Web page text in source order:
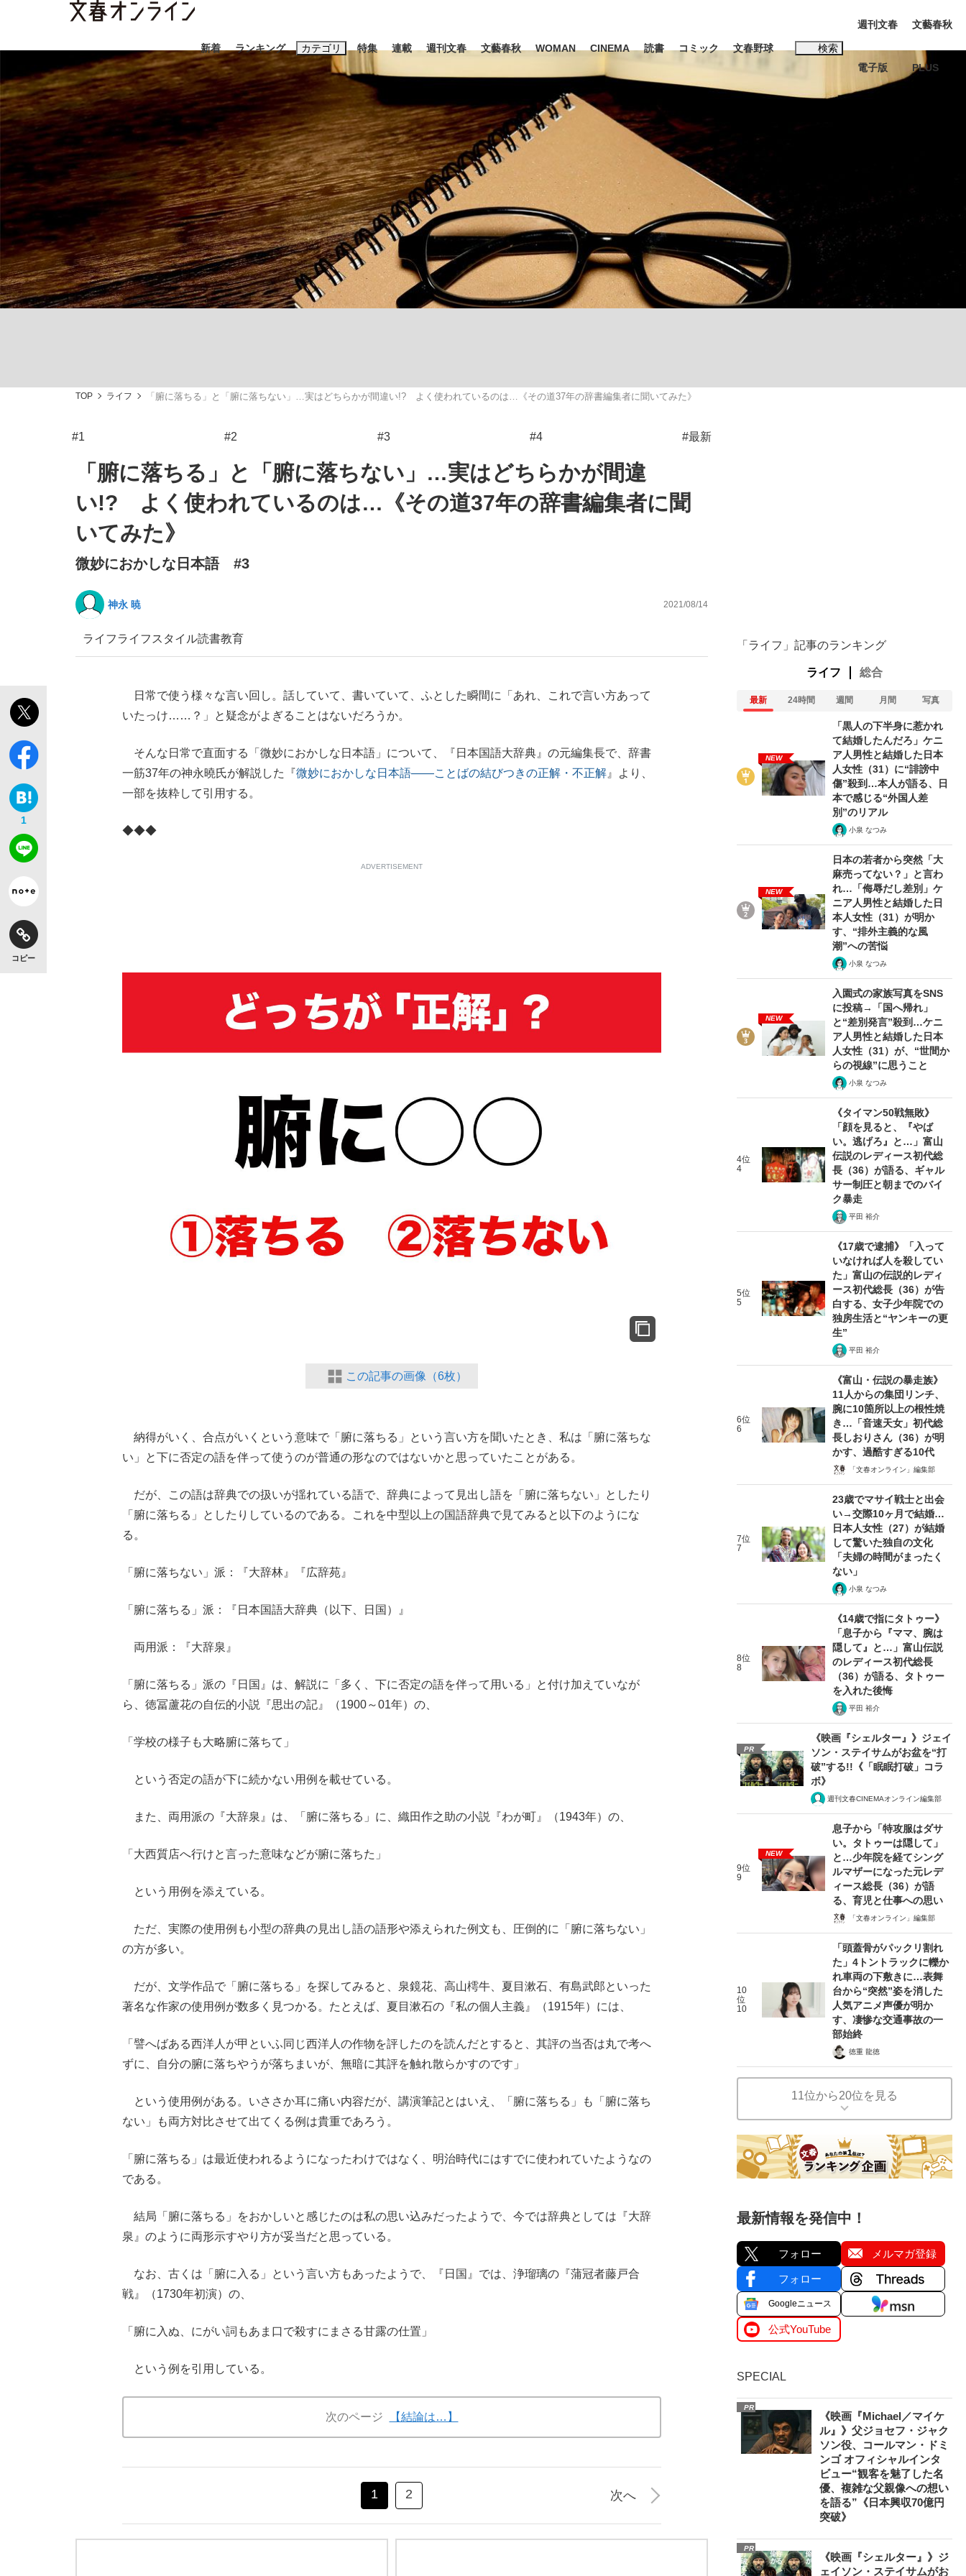
新着 ランキング カテゴリ
スクープ インタビュー
《BTS厳戒トーキョー滞在記》RM→渋谷で飲み会、JIN→伊豆の... 「90%は失敗する。でも…」本田圭佑が初めて明かした日本代表監督に...
特集
終戦から81年 日本生まれのK-POPアイドルたち
連載 週刊文春 文藝春秋 WOMAN CINEMA 読書 コミック 文春野球 検索
キーワード入力
おすすめのキーワードタグ一覧
#藤田晋 #三山凌輝 #高市早苗 #後藤真希 #森岡毅 #城彰二
#松田聖子
#玉木雄一郎
#亀和田武
週刊文春
電子版
文藝春秋
PLUS
TOP ライフ 「腑に落ちる」と「腑に落ちない」…実はどちらかが間違い!? よく使われているのは…《その道37年の辞書編集者に聞いてみた》
#1 #2 #3 #4 #最新
「腑に落ちる」と「腑に落ちない」…実はどちらかが間違
い!? よく使われているのは…《その道37年の辞書編集者に聞
いてみた》
微妙におかしな日本語 #3
神永 暁 2021/08/14
ライフライフスタイル読書教育
1
コピー
日常で使う様々な言い回し。話していて、書いていて、ふとした瞬間に「あれ、これで言い方あって
いたっけ……？」と疑念がよぎることはないだろうか。
そんな日常で直面する「微妙におかしな日本語」について、『日本国語大辞典』の元編集長で、辞書
一筋37年の神永曉氏が解説した『微妙におかしな日本語――ことばの結びつきの正解・不正解 』より、
一部を抜粋して引用する。
◆◆◆
ADVERTISEMENT
この記事の画像（6枚）
納得がいく、合点がいくという意味で「腑に落ちる」という言い方を聞いたとき、私は「腑に落ちな
い」と下に否定の語を伴って使うのが普通の形なのではないかと思っていたことがある。
だが、この語は辞典での扱いが揺れている語で、辞典によって見出し語を「腑に落ちない」としたり
「腑に落ちる」としたりしているのである。これを中型以上の国語辞典で見てみると以下のようにな
る。
「腑に落ちない」派：『大辞林』『広辞苑』
「腑に落ちる」派：『日本国語大辞典（以下、日国）』
両用派：『大辞泉』
「腑に落ちる」派の『日国』は、解説に「多く、下に否定の語を伴って用いる」と付け加えていなが
ら、徳冨蘆花の自伝的小説『思出の記』（1900～01年）の、
「学校の様子も大略腑に落ちて」
という否定の語が下に続かない用例を載せている。
また、両用派の『大辞泉』は、「腑に落ちる」に、織田作之助の小説『わが町』（1943年）の、
「大西質店へ行けと言った意味などが腑に落ちた」
という用例を添えている。
ただ、実際の使用例も小型の辞典の見出し語の語形や添えられた例文も、圧倒的に「腑に落ちない」
の方が多い。
だが、文学作品で「腑に落ちる」を探してみると、泉鏡花、高山樗牛、夏目漱石、有島武郎といった
著名な作家の使用例が数多く見つかる。たとえば、夏目漱石の『私の個人主義』（1915年）には、
「譬へばある西洋人が甲といふ同じ西洋人の作物を評したのを読んだとすると、其評の当否は丸で考へ
ずに、自分の腑に落ちやうが落ちまいが、無暗に其評を触れ散らかすのです」
という使用例がある。いささか耳に痛い内容だが、講演筆記とはいえ、「腑に落ちる」も「腑に落ち
ない」も両方対比させて出てくる例は貴重であろう。
「腑に落ちる」は最近使われるようになったわけではなく、明治時代にはすでに使われていたようなの
である。
結局「腑に落ちる」をおかしいと感じたのは私の思い込みだったようで、今では辞典としては『大辞
泉』のように両形示すやり方が妥当だと思っている。
なお、古くは「腑に入る」という言い方もあったようで、『日国』では、浄瑠璃の『蒲冠者藤戸合
戦』（1730年初演）の、
「腑に入ぬ、にがい詞もあま口で殺すにまさる甘露の仕置」
という例を引用している。
次のページ 【結論は…】
1 2 次へ
「ライフ」記事のランキング
ライフ 総合
最新 24時間 週間 月間 写真
NEW
「黒人の下半身に惹かれ
て結婚したんだろ」ケニ
ア人男性と結婚した日本
人女性（31）に“誹謗中
傷”殺到…本人が語る、日
本で感じる“外国人差
別”のリアル
小泉 なつみ
NEW
日本の若者から突然「大
麻売ってない？」と言わ
れ…「侮辱だし差別」ケ
ニア人男性と結婚した日
本人女性（31）が明か
す、“排外主義的な風
潮”への苦悩
小泉 なつみ
NEW
入園式の家族写真をSNS
に投稿→「国へ帰れ」
と“差別発言”殺到…ケニ
ア人男性と結婚した日本
人女性（31）が、“世間か
らの視線”に思うこと
小泉 なつみ
4位
4
《タイマン50戦無敗》
「顔を見ると、『やば
い。逃げろ』と…」富山
伝説のレディース初代総
長（36）が語る、ギャル
サー制圧と朝までのバイ
ク暴走
平田 裕介
5位
5
《17歳で逮捕》「入って
いなければ人を殺してい
た」富山の伝説的レディ
ース初代総長（36）が告
白する、女子少年院での
独房生活と“ヤンキーの更
生”
平田 裕介
6位
6
《富山・伝説の暴走族》
11人からの集団リンチ、
腕に10箇所以上の根性焼
き…「音速天女」初代総
長しおりさん（36）が明
かす、過酷すぎる10代
「文春オンライン」編集部
7位
7
23歳でマサイ戦士と出会
い→交際10ヶ月で結婚…
日本人女性（27）が結婚
して驚いた独自の文化
「夫婦の時間がまったく
ない」
小泉 なつみ
8位
8
《14歳で指にタトゥー》
「息子から『ママ、腕は
隠して』と…」富山伝説
のレディース初代総長
（36）が語る、タトゥー
を入れた後悔
平田 裕介
PR
《映画『シェルター』》ジェイ
ソン・ステイサムがお盆を“打
破”する!!《「眠眠打破」コラ
ボ》
週刊文春CINEMAオンライン編集部
9位
9
NEW
息子から「特攻服はダサ
い。タトゥーは隠して」
と…少年院を経てシング
ルマザーになった元レデ
ィース総長（36）が語
る、育児と仕事への思い
「文春オンライン」編集部
10
位
10
「頭蓋骨がパックリ割れ
た」4トントラックに轢か
れ車両の下敷きに…表舞
台から“突然”姿を消した
人気アニメ声優が明か
す、凄惨な交通事故の一
部始終
徳重 龍徳
11位から20位を見る
最新情報を発信中！
フォロー メルマガ登録
フォロー
Googleニュース
公式YouTube
SPECIAL
PR
《映画『Michael／マイケ
ル』》父ジョセフ・ジャク
ソン役、コールマン・ドミ
ンゴ オフィシャルインタ
ビュー“観客を魅了した名
優、複雑な父親像への想い
を語る”《日本興収70億円
突破》
PR
《映画『シェルター』》ジ
ェイソン・ステイサムがお